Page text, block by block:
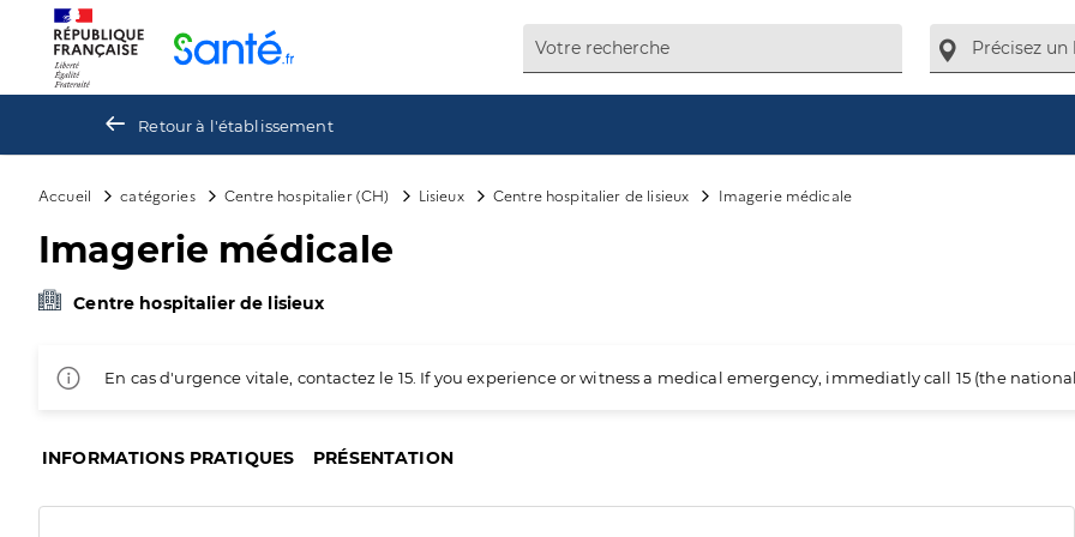
Retour à l'établissement
Accueil catégories Centre hospitalier (CH) Lisieux Centre hospitalier de lisieux Imagerie médicale
Imagerie médicale
Centre hospitalier de lisieux
En cas d'urgence vitale, contactez le 15. If you experience or witness a medical emergency, immediatly call 15 (the
INFORMATIONS PRATIQUES PRÉSENTATION
Panneau de gestion des cookies